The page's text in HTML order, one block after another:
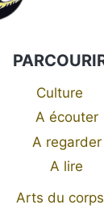
Culture
A écouter
A regarder
A lire
Arts du corps